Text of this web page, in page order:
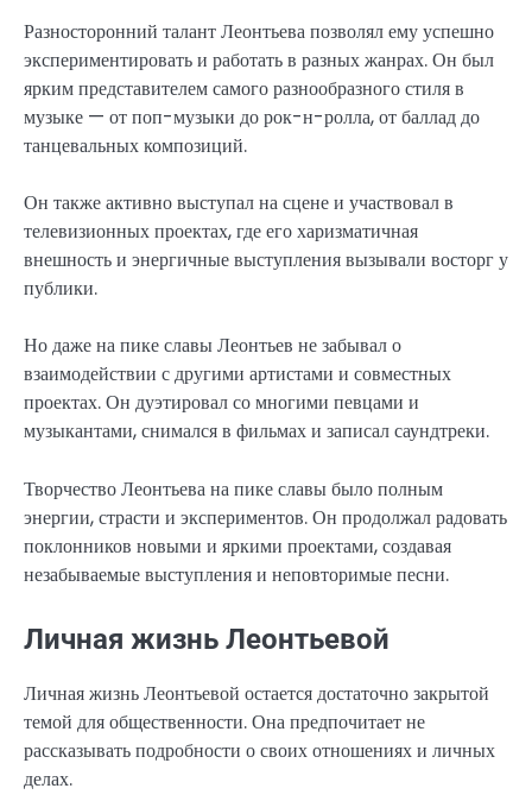
Разносторонний талант Леонтьева позволял ему успешно
экспериментировать и работать в разных жанрах. Он был
ярким представителем самого разнообразного стиля в
музыке — от поп-музыки до рок-н-ролла, от баллад до
танцевальных композиций.
Он также активно выступал на сцене и участвовал в
телевизионных проектах, где его харизматичная
внешность и энергичные выступления вызывали восторг у
публики.
Но даже на пике славы Леонтьев не забывал о
взаимодействии с другими артистами и совместных
проектах. Он дуэтировал со многими певцами и
музыкантами, снимался в фильмах и записал саундтреки.
Творчество Леонтьева на пике славы было полным
энергии, страсти и экспериментов. Он продолжал радовать
поклонников новыми и яркими проектами, создавая
незабываемые выступления и неповторимые песни.
Личная жизнь Леонтьевой
Личная жизнь Леонтьевой остается достаточно закрытой
темой для общественности. Она предпочитает не
рассказывать подробности о своих отношениях и личных
делах.